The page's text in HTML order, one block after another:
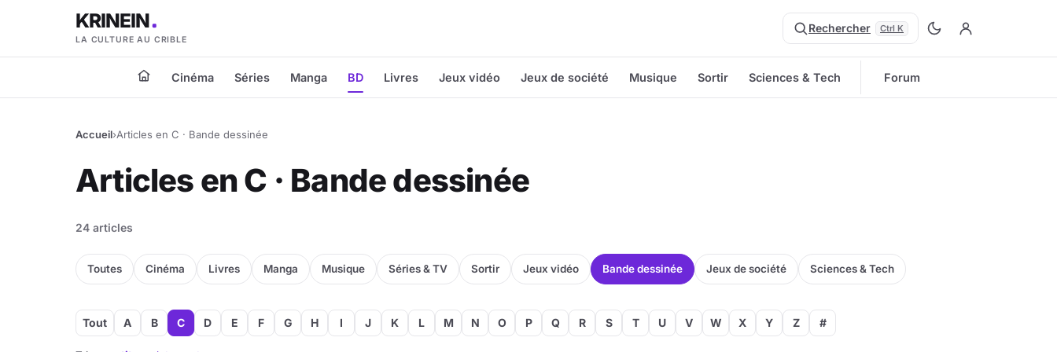
KRINEIN
LA CULTURE AU CRIBLE
Rechercher Ctrl K
Cinéma Séries Manga BD Livres Jeux vidéo Jeux de société Musique Sortir Sciences & Tech Forum
Accueil›Articles en C · Bande dessinée
Articles en C · Bande dessinée
24 articles
Toutes Cinéma Livres Manga Musique Séries & TV Sortir Jeux vidéo Bande dessinée Jeux de société Sciences & Tech
Tout A B C D E F G H I J K L M N O P Q R S T U V W X Y Z #